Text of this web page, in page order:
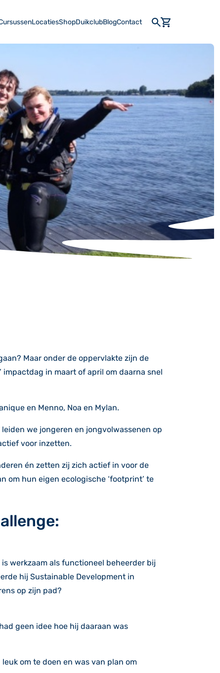
LocatiesShopDuikclubBlogContact
Maar onder de oppervlakte zijn de
impactdag in maart of april om daarna snel
en Menno, Noa en Mylan.
we jongeren en jongvolwassenen op
voor inzetten.
én zetten zij zich actief in voor de
om hun eigen ecologische ‘footprint’ te
werkzaam als functioneel beheerder bij
hij Sustainable Development in
op zijn pad?
geen idee hoe hij daaraan was
om te doen en was van plan om